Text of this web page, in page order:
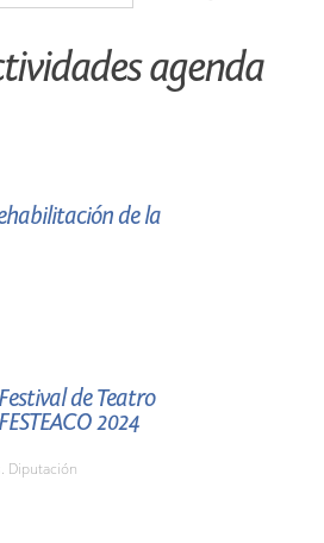
agenda
de la
de Teatro
2024
Diputación